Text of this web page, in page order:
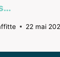
22 mai